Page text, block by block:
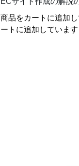
商品をカートに追加
ートに追加しています